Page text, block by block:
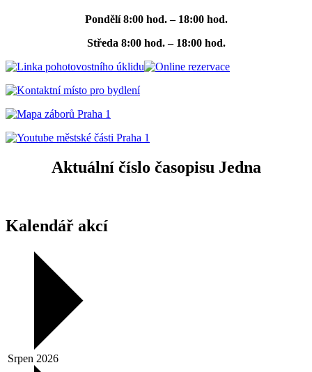
Pondělí 8:00 hod. – 18:00 hod.
Středa 8:00 hod. – 18:00 hod.
Aktuální číslo časopisu Jedna
Kalendář akcí
Srpen 2026